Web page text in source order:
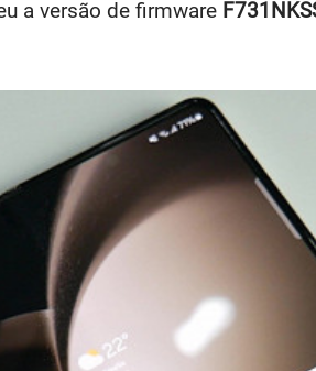
a versão de firmware